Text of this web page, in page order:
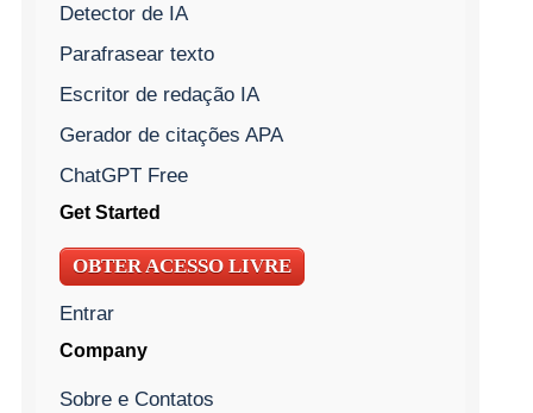
Detector de IA
Parafrasear texto
Escritor de redação IA
Gerador de citações APA
ChatGPT Free
Get Started
OBTER ACESSO LIVRE
Entrar
Company
Sobre e Contatos